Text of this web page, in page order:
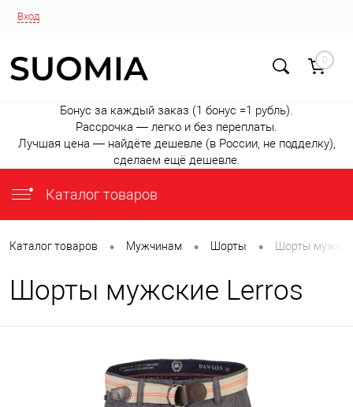
Вход
0
Бонус за каждый заказ (1 бонус =1 рубль).
Рассрочка — легко и без переплаты.
Лучшая цена — найдёте дешевле (в России, не подделку),
сделаем ещё дешевле.
Каталог товаров
Каталог товаров • Мужчинам • Шорты • Шорты
Шорты мужские Lerros